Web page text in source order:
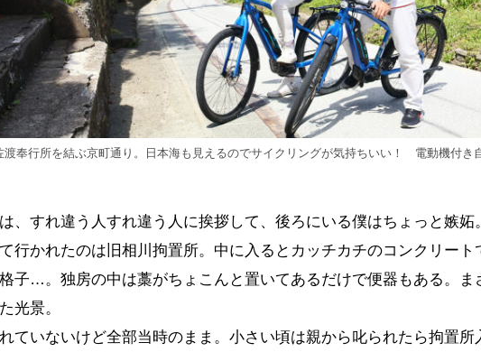
渡奉行所を結ぶ京町通り。日本海も見えるのでサイクリングが気持ちいい！ 電動機付き
、すれ違う人すれ違う人に挨拶して、後ろにいる僕はちょっと嫉妬。
行かれたのは旧相川拘置所。中に入るとカッチカチのコンクリート
子…。独房の中は藁がちょこんと置いてあるだけで便器もある。ま
光景。
れていないけど全部当時のまま。小さい頃は親から叱られたら拘置所